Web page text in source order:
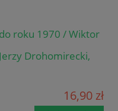
roku 1970 / Wiktor
Drohomirecki,
16,90 zł